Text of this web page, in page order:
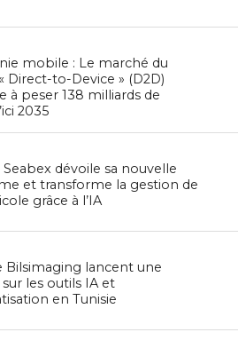
mobile : Le marché du
Direct-to-Device » (D2D)
à peser 138 milliards de
2035
Seabex dévoile sa nouvelle
et transforme la gestion de
grâce à l’IA
Bilsimaging lancent une
les outils IA et
en Tunisie